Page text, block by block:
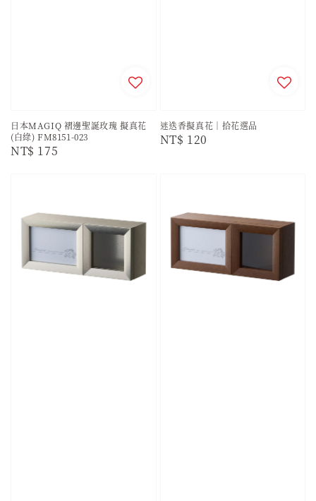
日本MAGIQ 褶邊聖誕玫瑰 擬真花
(白綠) FM8151-023
Regular
NT$ 175
迷迭香擬真花｜拾花選品
Regular
NT$ 120